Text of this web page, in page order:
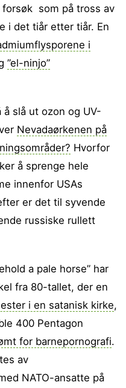
som på tross av
i det tiår etter tiår. En
i
”el-ninjo”
å slå ut ozon og UV-
Nevadaørkenen på
Hvorfor
å sprenge hele
innenfor USAs
er det til syvende
russiske rullett
a pale horse” har
fra 80-tallet, der en
i en satanisk kirke,
400 Pentagon
for barnepornografi.
av
NATO-ansatte på